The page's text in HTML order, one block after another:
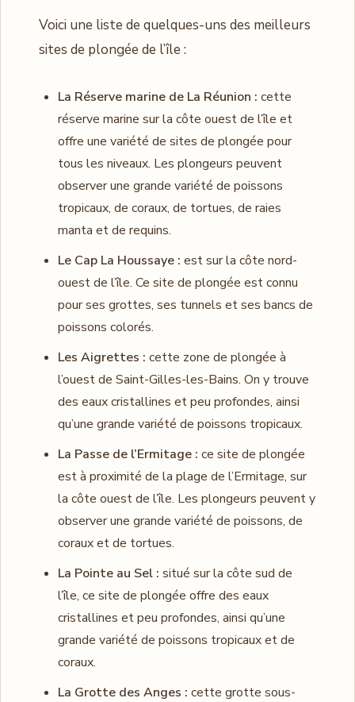
Voici une liste de quelques-uns des meilleurs
sites de plongée de l’île :
La Réserve marine de La Réunion : cette
réserve marine sur la côte ouest de l’île et
offre une variété de sites de plongée pour
tous les niveaux. Les plongeurs peuvent
observer une grande variété de poissons
tropicaux, de coraux, de tortues, de raies
manta et de requins.
Le Cap La Houssaye : est sur la côte nord-
ouest de l’île. Ce site de plongée est connu
pour ses grottes, ses tunnels et ses bancs de
poissons colorés.
Les Aigrettes : cette zone de plongée à
l’ouest de Saint-Gilles-les-Bains. On y trouve
des eaux cristallines et peu profondes, ainsi
qu’une grande variété de poissons tropicaux.
La Passe de l’Ermitage : ce site de plongée
est à proximité de la plage de l’Ermitage, sur
la côte ouest de l’île. Les plongeurs peuvent y
observer une grande variété de poissons, de
coraux et de tortues.
La Pointe au Sel : situé sur la côte sud de
l’île, ce site de plongée offre des eaux
cristallines et peu profondes, ainsi qu’une
grande variété de poissons tropicaux et de
coraux.
La Grotte des Anges : cette grotte sous-